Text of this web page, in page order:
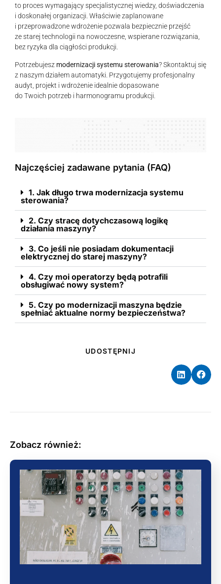
to proces wymagający specjalistycznej wiedzy, doświadczenia
i doskonałej organizacji. Właściwie zaplanowane
i przeprowadzone wdrożenie pozwala bezpiecznie przejść
ze starej technologii na nowoczesne, wspierane rozwiązania,
bez ryzyka dla ciągłości produkcji.
Potrzebujesz modernizacji systemu sterowania? Skontaktuj się
z naszym działem automatyki. Przygotujemy profesjonalny
audyt, projekt i wdrożenie idealnie dopasowane
do Twoich potrzeb i harmonogramu produkcji.
Najczęściej zadawane pytania (FAQ)
1. Jak długo trwa modernizacja systemu
sterowania?
2. Czy stracę dotychczasową logikę
działania maszyny?
3. Co jeśli nie posiadam dokumentacji
elektrycznej do starej maszyny?
4. Czy moi operatorzy będą potrafili
obsługiwać nowy system?
5. Czy po modernizacji maszyna będzie
spełniać aktualne normy bezpieczeństwa?
UDOSTĘPNIJ
Zobacz również: